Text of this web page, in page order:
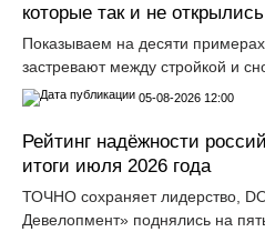
которые так и не
Показываем на десяти
застревают между стройкой и
05-08-2026 12:00
Рейтинг надёжности
итоги июля 2026 года
ТОЧНО сохраняет лидерство,
Девелопмент» поднялись на